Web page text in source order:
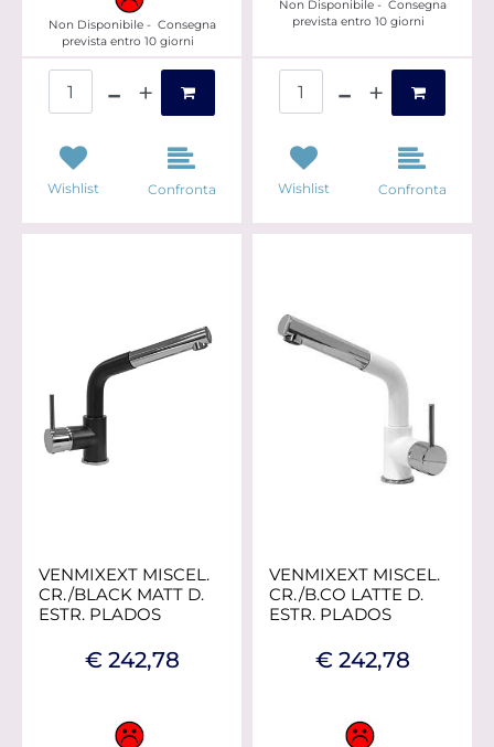
Non Disponibile - Consegna
prevista entro 10 giorni
Wishlist Confronta
Non Disponibile - Consegna
prevista entro 10 giorni
Wishlist Confronta
VENMIXEXT MISCEL.
CR./BLACK MATT D.
ESTR. PLADOS
€ 242,78
VENMIXEXT MISCEL.
CR./B.CO LATTE D.
ESTR. PLADOS
€ 242,78